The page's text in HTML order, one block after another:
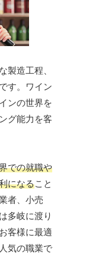
製造工程、
す。ワイン
ンの世界を
グ能力を客
での就職や
になること
者、小売
多岐に渡り
客様に最適
気の職業で